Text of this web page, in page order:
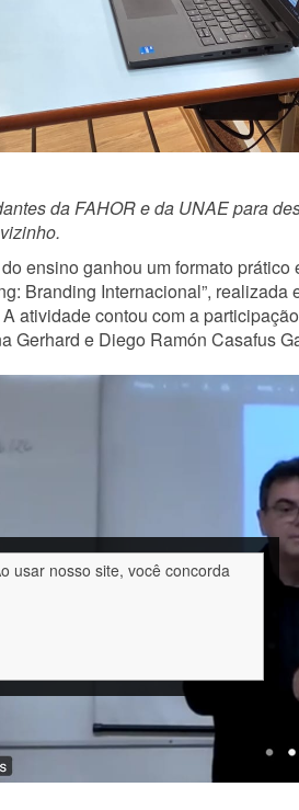
usar nosso site, você concorda
da FAHOR e da UNAE para
ensino ganhou um formato
Branding Internacional”,
atividade contou com a
Gerhard e Diego Ramón Casafus